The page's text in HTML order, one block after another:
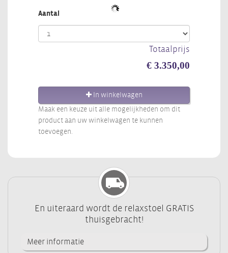
Aantal
Totaalprijs
€ 3.350,00
In winkelwagen
Maak een keuze uit alle mogelijkheden om dit
product aan uw winkelwagen te kunnen
toevoegen.
En uiteraard wordt de relaxstoel GRATIS
thuisgebracht!
Meer informatie